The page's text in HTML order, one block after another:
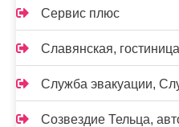
Сервис плюс
Славянская, гостиница
Служба эвакуации,
Созвездие Тельца,